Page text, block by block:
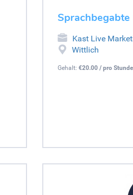
Kast Live
Wittlich
Gehalt: €20.00 / pro Stunde